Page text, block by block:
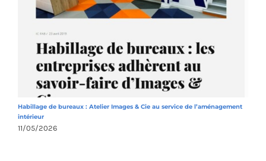
Habillage de bureaux : Atelier Images & Cie au service de l’aménagement
intérieur
11/05/2026